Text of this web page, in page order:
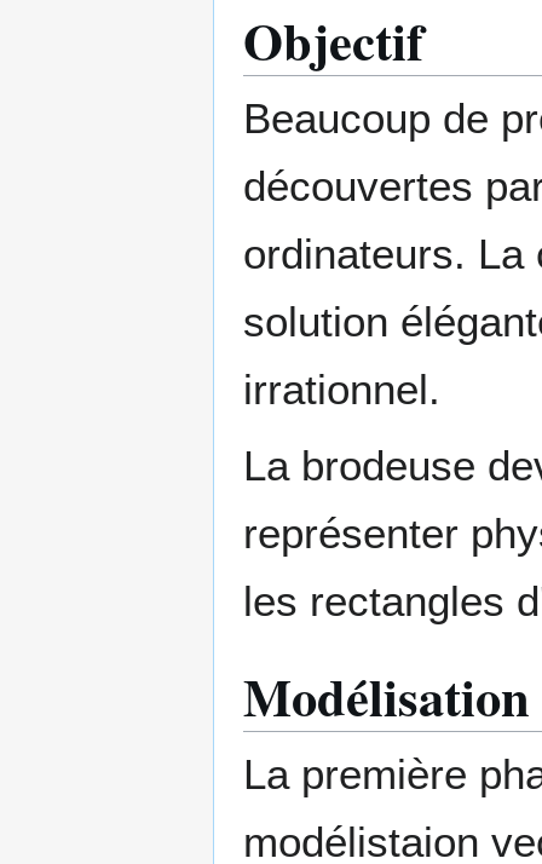
Objectif
Beaucoup de
découvertes
ordinateurs. La
solution
irrationnel.
La brodeuse
représenter
les rectangles
Modélisation
La première
modélistaion